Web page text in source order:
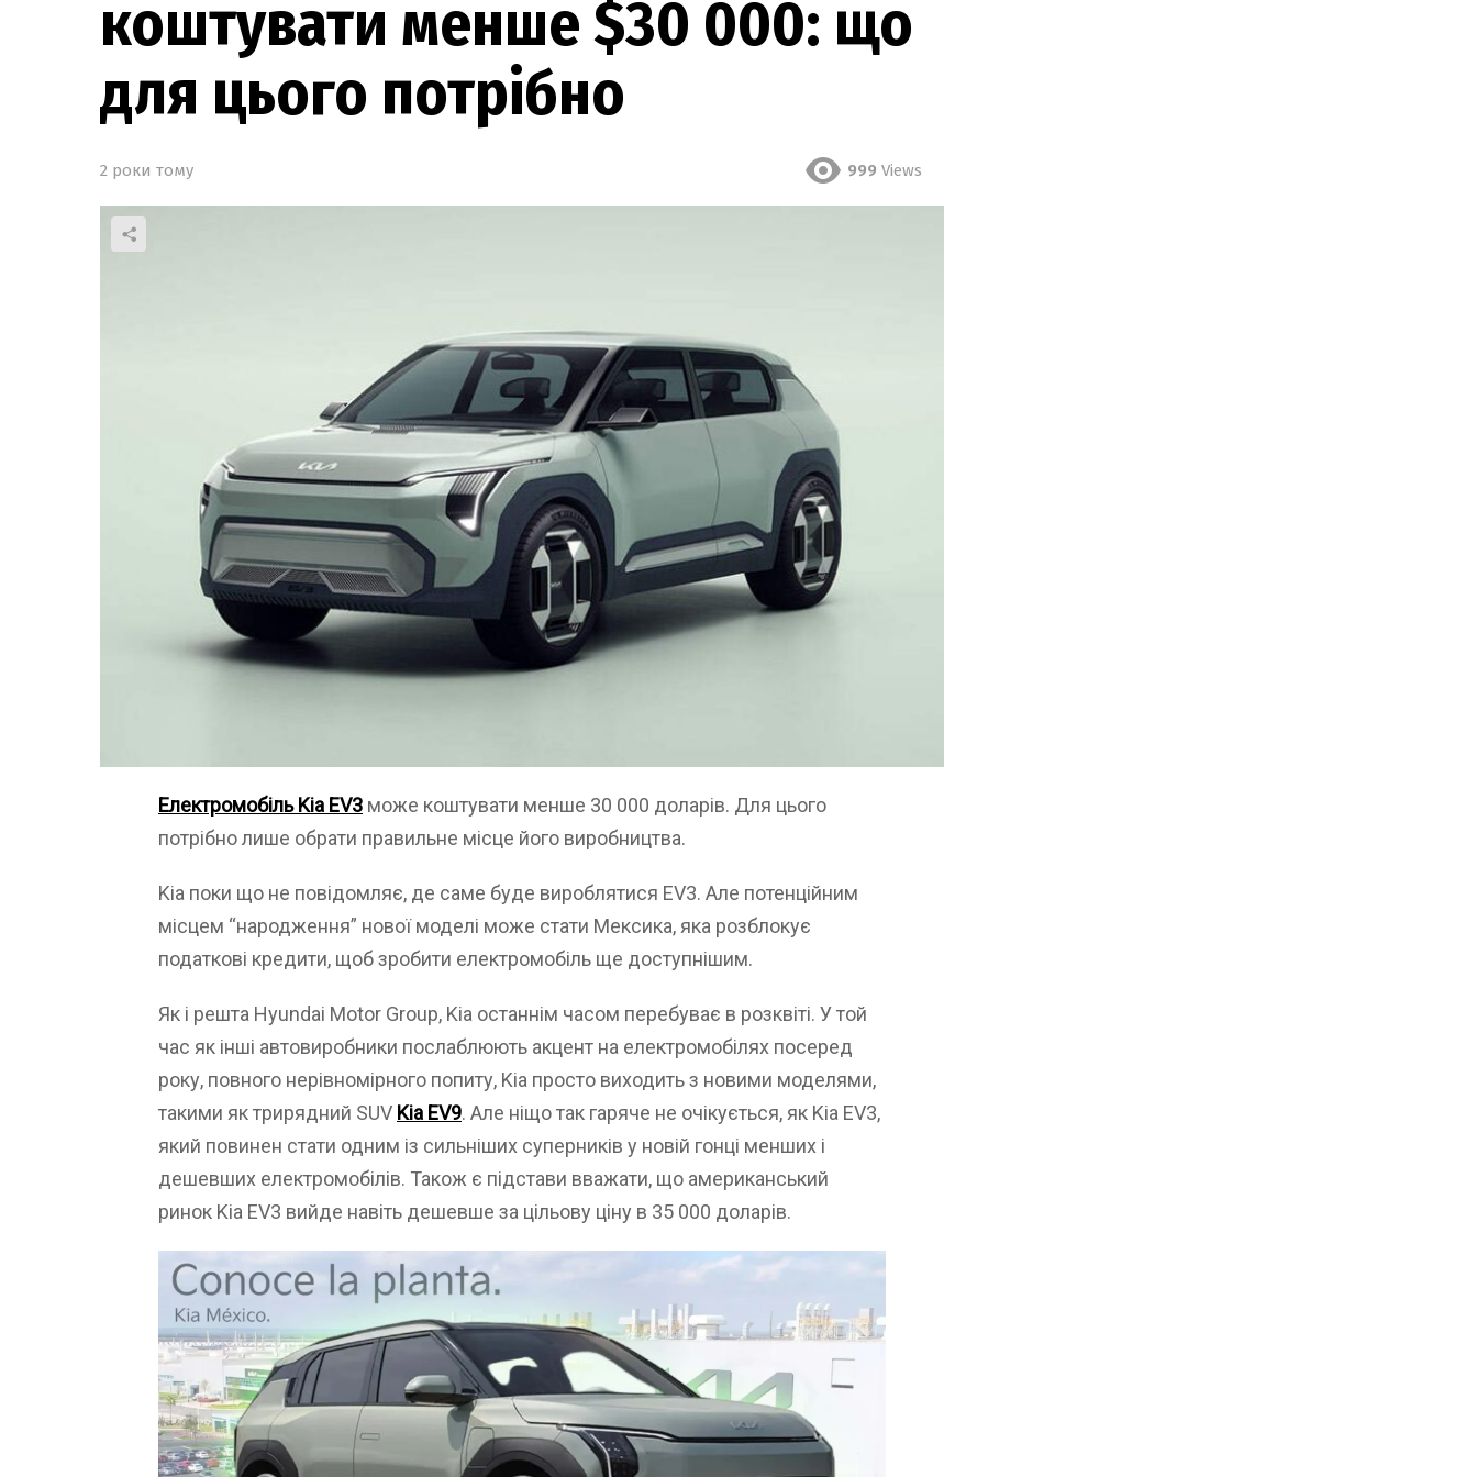
коштувати менше $30 000: що
для цього потрібно
2 роки тому 999 Views
Електромобіль Kia EV3 може коштувати менше 30 000 доларів. Для цього
потрібно лише обрати правильне місце його виробництва.
Kia поки що не повідомляє, де саме буде вироблятися EV3. Але потенційним
місцем “народження” нової моделі може стати Мексика, яка розблокує
податкові кредити, щоб зробити електромобіль ще доступнішим.
Як і решта Hyundai Motor Group, Kia останнім часом перебуває в розквіті. У той
час як інші автовиробники послаблюють акцент на електромобілях посеред
року, повного нерівномірного попиту, Kia просто виходить з новими моделями,
такими як трирядний SUV Kia EV9. Але ніщо так гаряче не очікується, як Kia EV3,
який повинен стати одним із сильніших суперників у новій гонці менших і
дешевших електромобілів. Також є підстави вважати, що американський
ринок Kia EV3 вийде навіть дешевше за цільову ціну в 35 000 доларів.